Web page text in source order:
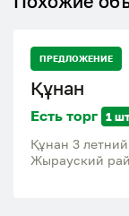
ПРЕДЛОЖЕНИЕ
Құнан
Есть торг 1
Құнан 3
Жырауский